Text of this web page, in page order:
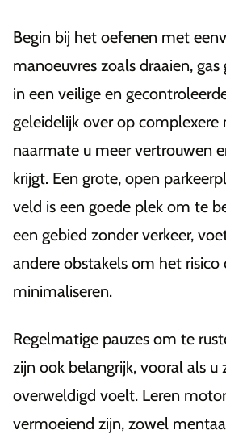
Begin bij het oefenen met
manoeuvres zoals draaien,
in een veilige en
geleidelijk over op complexere
naarmate u meer vertrouwen
krijgt. Een grote, open
veld is een goede plek om te
een gebied zonder verkeer,
andere obstakels om het
minimaliseren.
Regelmatige pauzes om te
zijn ook belangrijk, vooral als u
overweldigd voelt. Leren
vermoeiend zijn, zowel